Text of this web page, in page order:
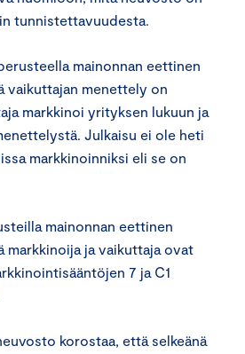
tunnistettavuudesta.
mainonnan eettinen
vaikuttajan menettely on
markkinoi yrityksen lukuun ja
Julkaisu ei ole heti
markkinoinniksi eli se on
mainonnan eettinen
markkinoija ja vaikuttaja ovat
7 ja C1
korostaa, että selkeänä